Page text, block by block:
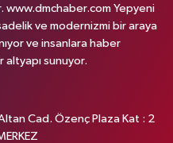
www.dmchaber.com Yepyeni
ve modernizmi bir araya
ve insanlara haber
sunuyor.
Cad. Özenç Plaza Kat : 2